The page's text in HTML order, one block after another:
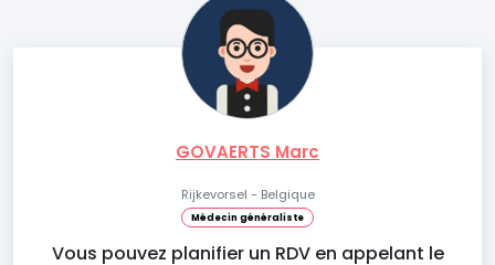
GOVAERTS Marc
Rijkevorsel - Belgique
Médecin généraliste
Vous pouvez planifier un RDV en appelant le